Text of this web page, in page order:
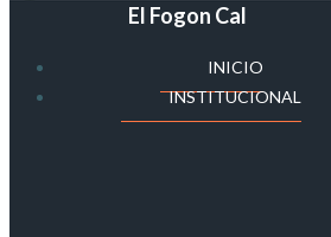
El Fogon Cal
INICIO
INSTITUCIONAL